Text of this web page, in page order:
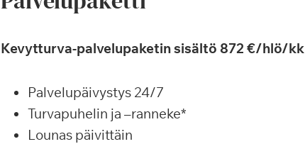
Kevytturva-palvelupaketin sisältö 872 €/hlö/kk
Palvelupäivystys 24/7
Turvapuhelin ja –ranneke*
Lounas päivittäin